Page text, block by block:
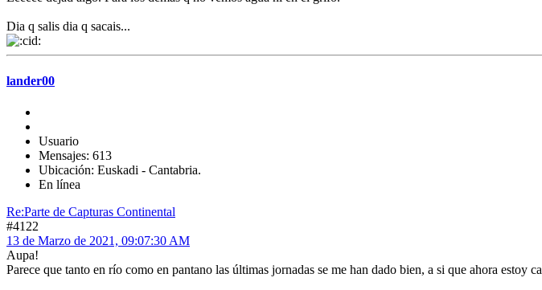
Dia q salis dia q sacais...
lander00
Usuario
Mensajes: 613
Ubicación: Euskadi - Cantabria.
En línea
Re:Parte de Capturas Continental
#4122
13 de Marzo de 2021, 09:07:30 AM
Aupa!
Parece que tanto en río como en pantano las últimas jornadas se me han dado bien, a si que ahora estoy